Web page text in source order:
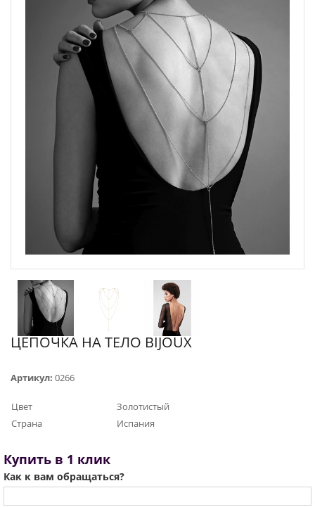
ЦЕПОЧКА НА ТЕЛО BIJOUX
Артикул: 0266
Цвет
Золотистый
Страна
Испания
Купить в 1 клик
Как к вам обращаться?